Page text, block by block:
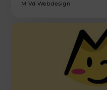
M Vd Webdesign